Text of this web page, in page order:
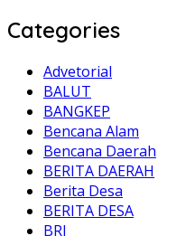
Categories
Advetorial
BALUT
BANGKEP
Bencana Alam
Bencana Daerah
BERITA DAERAH
Berita Desa
BERITA DESA
BRI